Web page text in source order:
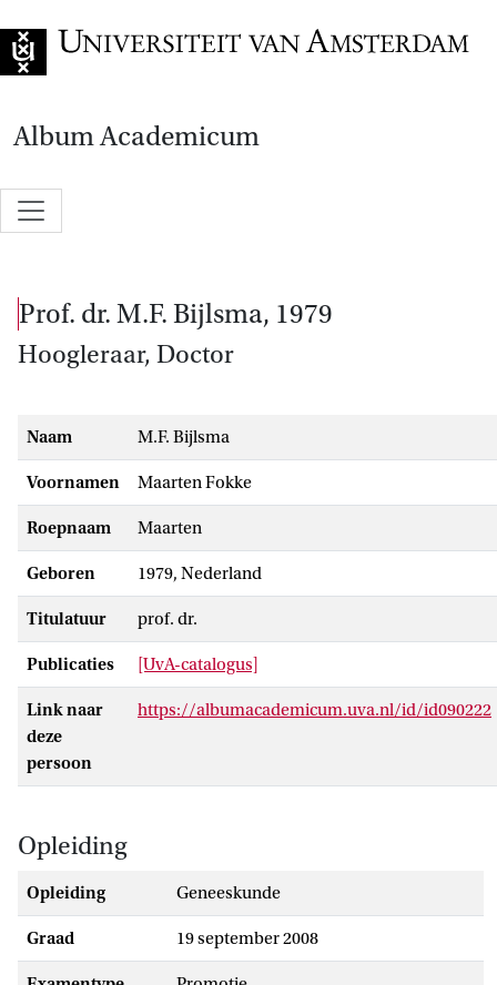
Album Academicum
prof. dr. M.F. Bijlsma, 1979
Hoogleraar, Doctor
Naam M.F. Bijlsma
Voornamen Maarten Fokke
Roepnaam Maarten
Geboren 1979, Nederland
Titulatuur prof. dr.
Publicaties [UvA-catalogus]
Link naar
deze
persoon
https://albumacademicum.uva.nl/id/id090222
Opleiding
Opleiding Geneeskunde
Graad 19 september 2008